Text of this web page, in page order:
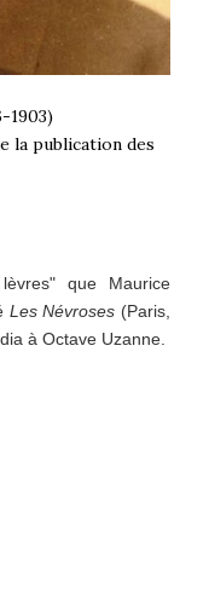
1903)
la publication des
que Maurice
Les Névroses (Paris,
à Octave Uzanne.